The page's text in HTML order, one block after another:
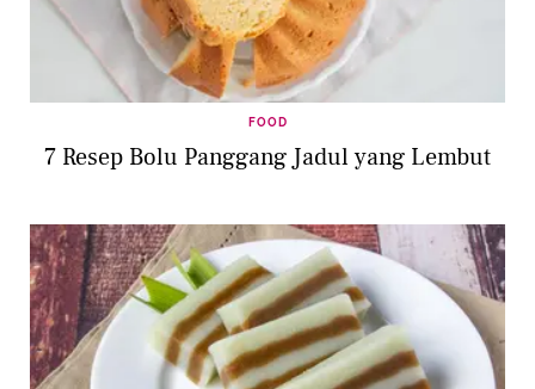
FOOD
7 Resep Bolu Panggang Jadul yang Lembut